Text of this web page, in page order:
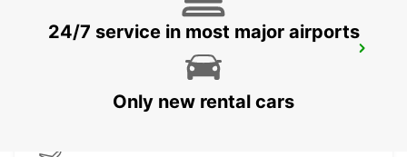
ANGRA DO HEROISMO - PORTUGAL
24/7 service in most major airports
Only new rental cars